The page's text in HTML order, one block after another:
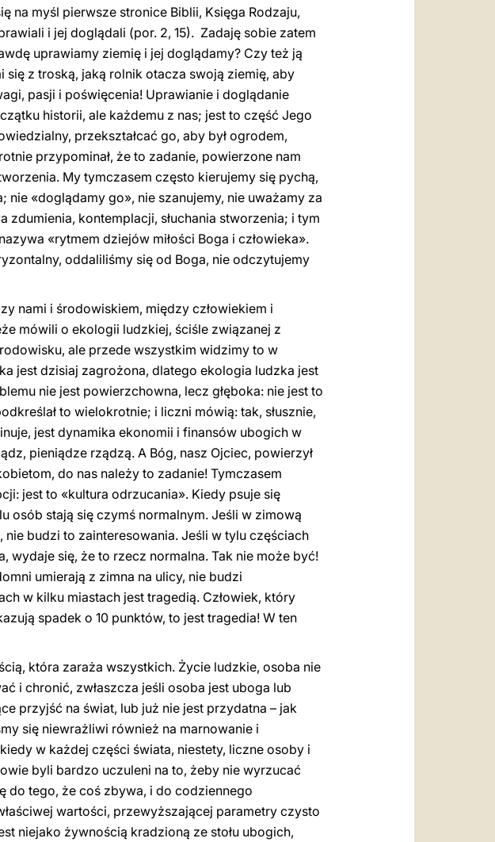
na myśl pierwsze stronice Biblii, Księga Rodzaju,
i jej doglądali (por. 2, 15). Zadaję sobie zatem
uprawiamy ziemię i jej doglądamy? Czy też ją
z troską, jaką rolnik otacza swoją ziemię, aby
pasji i poświęcenia! Uprawianie i doglądanie
historii, ale każdemu z nas; jest to część Jego
przekształcać go, aby był ogrodem,
przypominał, że to zadanie, powierzone nam
My tymczasem często kierujemy się pychą,
«doglądamy go», nie szanujemy, nie uważamy za
kontemplacji, słuchania stworzenia; i tym
«rytmem dziejów miłości Boga i człowieka».
oddaliliśmy się od Boga, nie odczytujemy
nami i środowiskiem, między człowiekiem i
mówili o ekologii ludzkiej, ściśle związanej z
ale przede wszystkim widzimy to w
jest dzisiaj zagrożona, dlatego ekologia ludzka jest
nie jest powierzchowna, lecz głęboka: nie jest to
to wielokrotnie; i liczni mówią: tak, słusznie,
jest dynamika ekonomii i finansów ubogich w
pieniądze rządzą. A Bóg, nasz Ojciec, powierzył
do nas należy to zadanie! Tymczasem
jest to «kultura odrzucania». Kiedy psuje się
osób stają się czymś normalnym. Jeśli w zimową
nie budzi to zainteresowania. Jeśli w tylu częściach
wydaje się, że to rzecz normalna. Tak nie może być!
umierają z zimna na ulicy, nie budzi
w kilku miastach jest tragedią. Człowiek, który
spadek o 10 punktów, to jest tragedia! W ten
która zaraża wszystkich. Życie ludzkie, osoba nie
i chronić, zwłaszcza jeśli osoba jest uboga lub
przyjść na świat, lub już nie jest przydatna – jak
się niewrażliwi również na marnowanie i
w każdej części świata, niestety, liczne osoby i
byli bardzo uczuleni na to, żeby nie wyrzucać
do tego, że coś zbywa, i do codziennego
wartości, przewyższającej parametry czysto
niejako żywnością kradzioną ze stołu ubogich,